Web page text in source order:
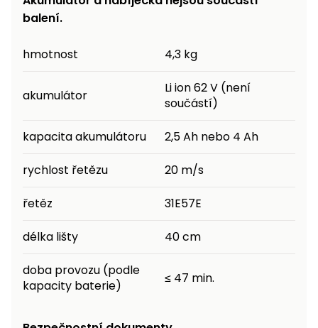
balení.
hmotnost 4,3 kg
akumulátor
Li ion 62 V (není
součástí)
kapacita akumulátoru 2,5 Ah nebo 4 Ah
rychlost řetězu 20 m/s
řetěz 31E57E
délka lišty 40 cm
doba provozu (podle
kapacity baterie)
≤ 47 min.